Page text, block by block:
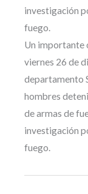
investigación
fuego.
Un importante
viernes 26 de
departamento
hombres
de armas de
investigación
fuego.